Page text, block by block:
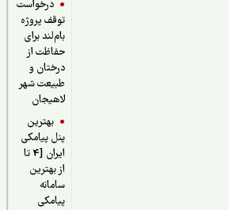
درخواست
توقف پروژه
بام‌لند برای
حفاظت از
درختان و
طبیعت شهر
لاهیجان
بهترین
پنل پیامکی
ایران [4 تا
از بهترین
سامانه
پیامکی